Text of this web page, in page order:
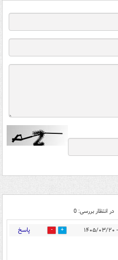
در انتظار بررسی: 0
5 پاسخ